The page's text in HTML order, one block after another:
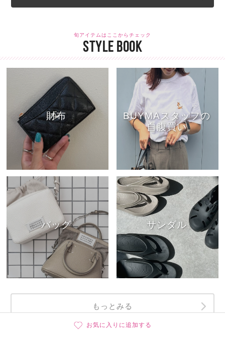
お気に入りに追加する
旬アイテムはここからチェック
STYLE BOOK
財布
BUYMAスタッフの
自腹買い
バッグ サンダル
もっとみる